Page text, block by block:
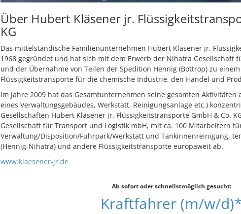
Über Hubert Kläsener jr.
KG
Das mittelständische Familienunternehmen Hubert Kläsener jr.
1968 gegründet und hat sich mit dem Erwerb der Nihatra Gesellschaft
und der Übernahme von Teilen der Spedition Hennig (Bottrop) zu
Flüssigkeitstransporte für die chemische Industrie, den Handel und
Im Jahre 2009 hat das Gesamtunternehmen seine gesamten
eines Verwaltungsgebäudes, Werkstatt, Reinigungsanlage etc.)
Gesellschaften Hubert Kläsener jr. Flüssigkeitstransporte GmbH & Co.
Gesellschaft für Transport und Logistik mbH, mit ca. 100 Mitarbeitern
Verwaltung/Disposition/Fuhrpark/Werkstatt und Tankinnenreinigung,
(Hennig-Nihatra) und andere Flüssigkeitstransporte europaweit ab.
www.klaesener-jr.de
Ab sofort oder schnellstmöglich gesucht:
Kraftfahrer (m/w/d)*